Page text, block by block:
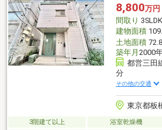
8,800万円
間取り 3SLDK
建物面積
土地面積
築年月 2000
都営三田
分
その他の交通
東京都板
3階建て以上 浴室乾燥機